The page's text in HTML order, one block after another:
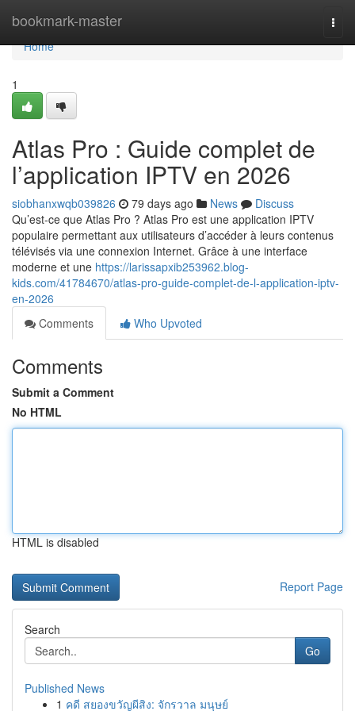
bookmark-master
Home
Home
1
Atlas Pro : Guide complet de
l’application IPTV en 2026
siobhanxwqb039826 79 days ago News
Discuss
Qu’est-ce que Atlas Pro ? Atlas Pro est une application IPTV
populaire permettant aux utilisateurs d’accéder à leurs contenus
télévisés via une connexion Internet. Grâce à une interface
moderne et une https://larissapxib253962.blog-
kids.com/41784670/atlas-pro-guide-complet-de-l-application-iptv-
en-2026
Comments
Who Upvoted
Comments
Submit a Comment
No HTML
HTML is disabled
Report Page
Search
Go
Published News
1 คดี สยองขวัญผีสิง: จักรวาล มนุษย์